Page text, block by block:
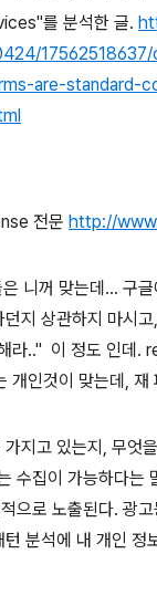
를 분석한 글.
are-standard-
전문 http://
니꺼 맞는데... 구
지 상관하지 마시
라.." 이 정도 인데.
개인것이 맞는데, 재
지고 있는지, 무엇
수집이 가능하다는
으로 노출된다. 광고
분석에 내 개인 정